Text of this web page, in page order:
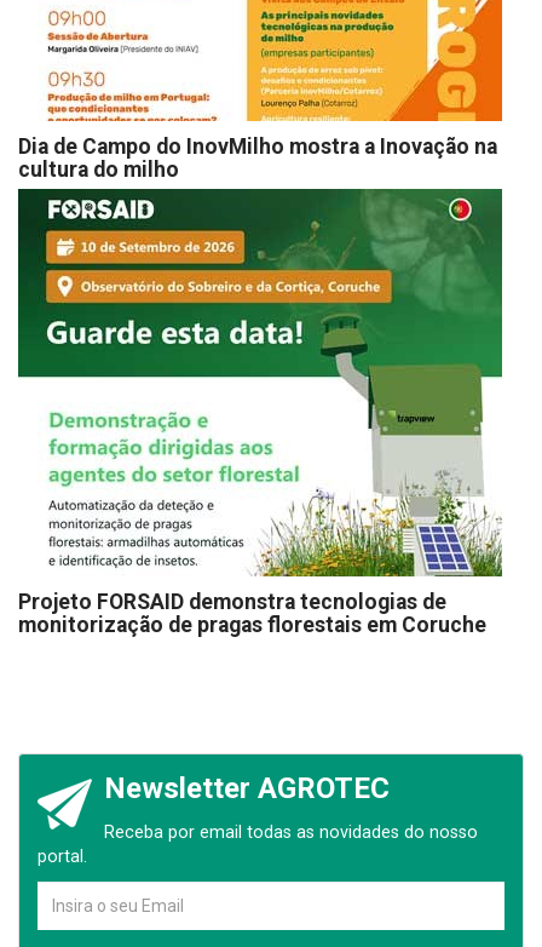
Dia de Campo do InovMilho mostra a Inovação na
cultura do milho
Projeto FORSAID demonstra tecnologias de
monitorização de pragas florestais em Coruche
Newsletter AGROTEC
Receba por email todas as novidades do nosso
portal.